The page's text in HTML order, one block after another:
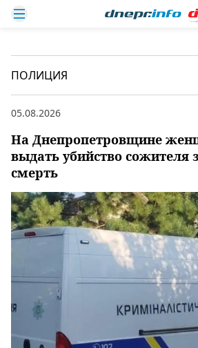
ПОЛИЦИЯ
На Днепропетровщине
выдать убийство сожителя
смерть
05.08.2026